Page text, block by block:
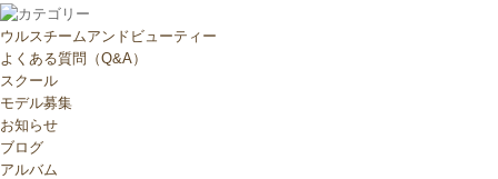
ウルスチームアンドビューティー
よくある質問（Q&A）
スクール
モデル募集
お知らせ
ブログ
アルバム